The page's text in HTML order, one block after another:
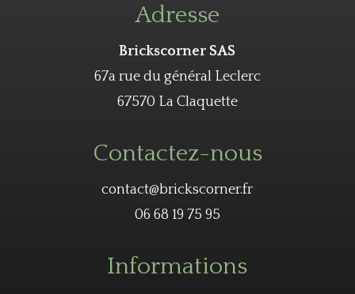
Adresse
Brickscorner SAS
67a rue du général Leclerc
67570 La Claquette
Contactez-nous
contact@brickscorner.fr
06 68 19 75 95
Informations